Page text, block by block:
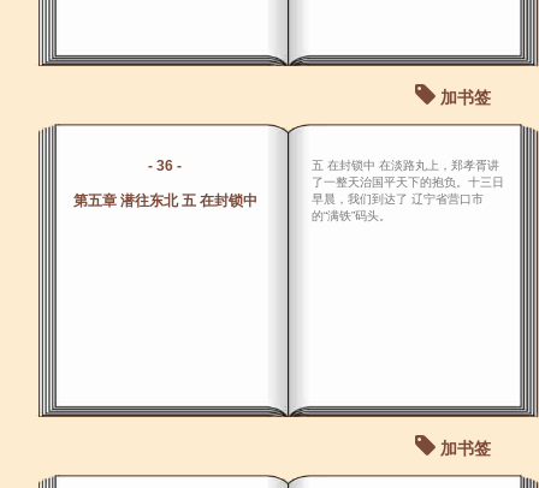
加书签
- 36 -
第五章 潜往东北 五 在封锁中
五 在封锁中 在淡路丸上，郑孝胥讲
了一整天治国平天下的抱负。十三日
早晨，我们到达了 辽宁省营口市
的“满铁”码头。
加书签